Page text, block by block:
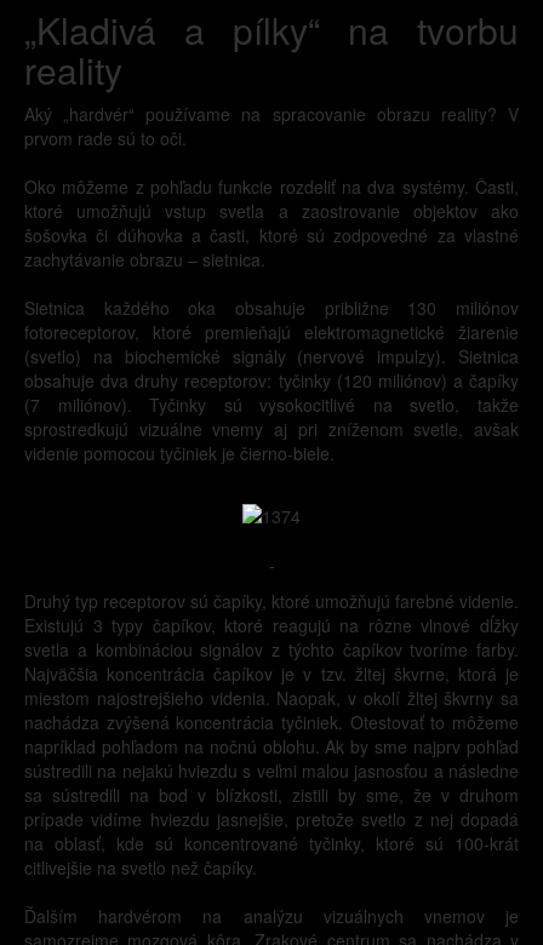
„Kladivá a pílky“ na tvorbu
reality
Aký „hardvér“ používame na spracovanie obrazu reality? V
prvom rade sú to oči.
Oko môžeme z pohľadu funkcie rozdeliť na dva systémy. Časti,
ktoré umožňujú vstup svetla a zaostrovanie objektov ako
šošovka či dúhovka a časti, ktoré sú zodpovedné za vlastné
zachytávanie obrazu – sietnica.
Sietnica každého oka obsahuje približne 130 miliónov
fotoreceptorov, ktoré premieňajú elektromagnetické žiarenie
(svetlo) na biochemické signály (nervové impulzy). Sietnica
obsahuje dva druhy receptorov: tyčinky (120 miliónov) a čapíky
(7 miliónov). Tyčinky sú vysokocitlivé na svetlo, takže
sprostredkujú vizuálne vnemy aj pri zníženom svetle, avšak
videnie pomocou tyčiniek je čierno-biele.
-
Druhý typ receptorov sú čapíky, ktoré umožňujú farebné videnie.
Existujú 3 typy čapíkov, ktoré reagujú na rôzne vlnové dĺžky
svetla a kombináciou signálov z týchto čapíkov tvoríme farby.
Najväčšia koncentrácia čapíkov je v tzv. žltej škvrne, ktorá je
miestom najostrejšieho videnia. Naopak, v okolí žltej škvrny sa
nachádza zvýšená koncentrácia tyčiniek. Otestovať to môžeme
napríklad pohľadom na nočnú oblohu. Ak by sme najprv pohľad
sústredili na nejakú hviezdu s veľmi malou jasnosťou a následne
sa sústredili na bod v blízkosti, zistili by sme, že v druhom
prípade vidíme hviezdu jasnejšie, pretože svetlo z nej dopadá
na oblasť, kde sú koncentrované tyčinky, ktoré sú 100-krát
citlivejšie na svetlo než čapíky.
Ďalším hardvérom na analýzu vizuálnych vnemov je